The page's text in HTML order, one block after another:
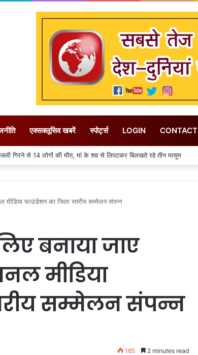
एक्सक्लूसिव खबरें स्पोर्ट्स LOGIN CONTACT
जुलाई तक गत वर्ष की तुलना में 155 मिमी पीछे चल रही बारिश
मीडिया फाउंडेशन का जिला स्तरीय सम्मेलन संपन्न
बनाया जाए
मीडिया
सम्मेलन संपन्न
165 2 minutes read